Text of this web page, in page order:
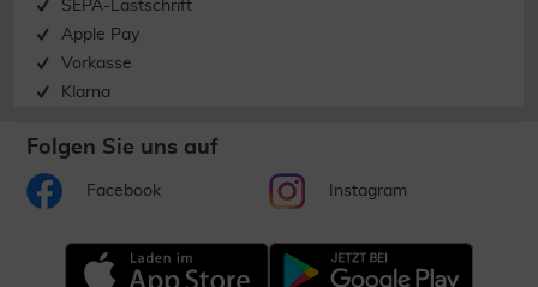
SEPA-Lastschrift
Apple Pay
Vorkasse
Klarna
Folgen Sie uns auf
Facebook Instagram